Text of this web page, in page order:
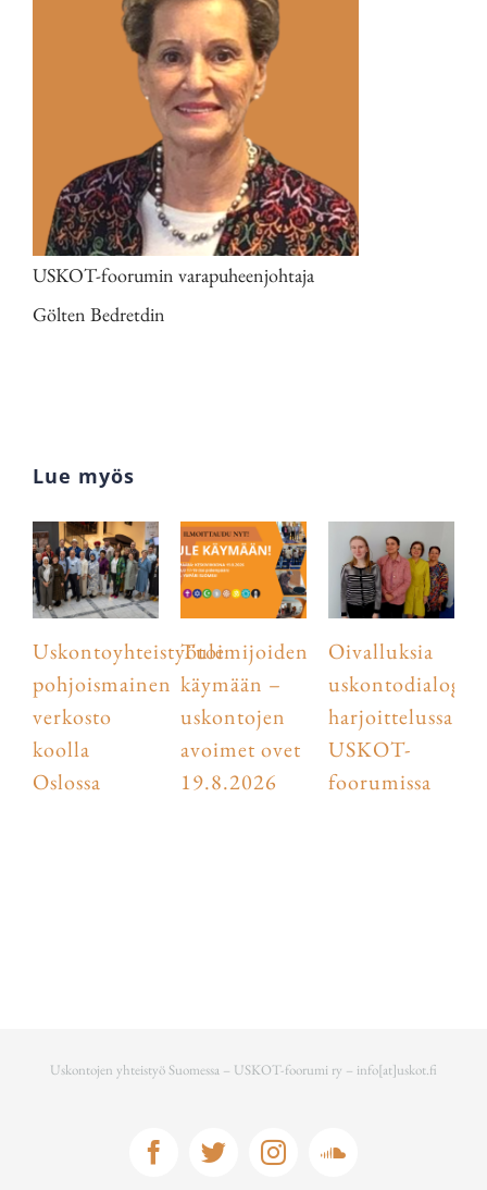
USKOT-foorumin varapuheenjohtaja
Gölten Bedretdin
Lue myös
Uskontoyhteistyötoimijoiden
pohjoismainen
verkosto
koolla
Oslossa
Tule
käymään –
uskontojen
avoimet ovet
19.8.2026
Oivalluksia
harjoittelussa
USKOT-
foorumissa
Uskontojen yhteistyö Suomessa – USKOT-foorumi ry – info[at]uskot.fi
Facebook
TwitterInstagramSoundcloud